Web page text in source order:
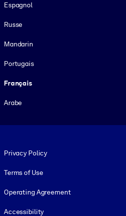
Espagnol
Russe
Mandarin
Portugais
Français
Arabe
Privacy Policy
Terms of Use
Operating Agreement
Accessibility